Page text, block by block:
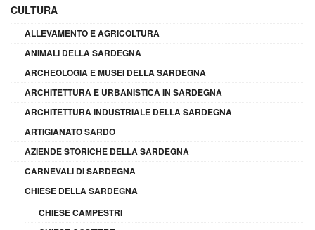
CULTURA
ALLEVAMENTO E AGRICOLTURA
ANIMALI DELLA SARDEGNA
ARCHEOLOGIA E MUSEI DELLA SARDEGNA
ARCHITETTURA E URBANISTICA IN SARDEGNA
ARCHITETTURA INDUSTRIALE DELLA SARDEGNA
ARTIGIANATO SARDO
AZIENDE STORICHE DELLA SARDEGNA
CARNEVALI DI SARDEGNA
CHIESE DELLA SARDEGNA
CHIESE CAMPESTRI